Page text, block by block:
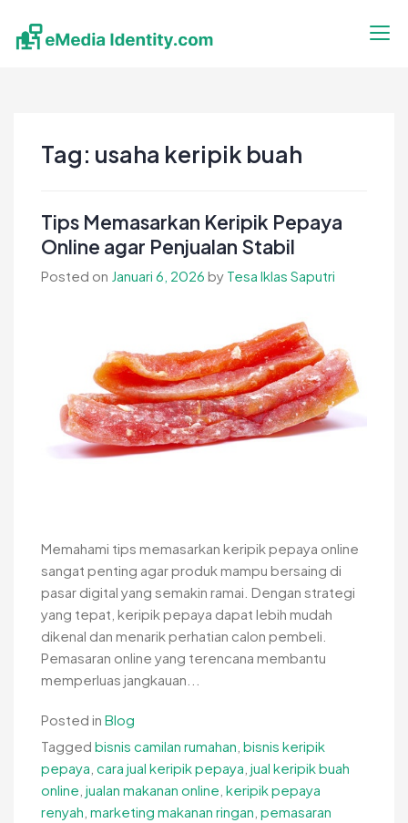
content
Tag: usaha keripik buah
Tips Memasarkan Keripik Pepaya
Online agar Penjualan Stabil
Posted on Januari 6, 2026 by Tesa Iklas Saputri
Memahami tips memasarkan keripik pepaya online
sangat penting agar produk mampu bersaing di
pasar digital yang semakin ramai. Dengan strategi
yang tepat, keripik pepaya dapat lebih mudah
dikenal dan menarik perhatian calon pembeli.
Pemasaran online yang terencana membantu
memperluas jangkauan...
Posted in Blog
Tagged bisnis camilan rumahan bisnis keripik
pepaya cara jual keripik pepaya jual keripik buah
online jualan makanan online keripik pepaya
renyah marketing makanan ringan pemasaran